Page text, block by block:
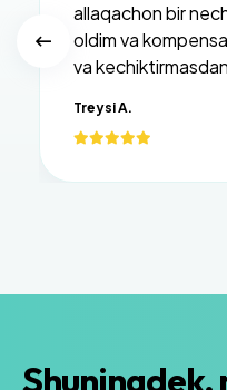
allaqachon bir
oldim va
va
Treysi A.
Shuningdek,